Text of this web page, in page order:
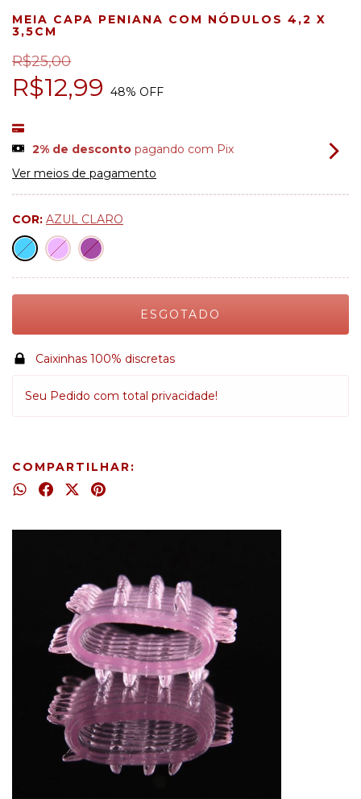
MEIA CAPA PENIANA COM NÓDULOS 4,2 X
3,5CM
R$25,00
R$12,99 48% OFF
2% de desconto pagando com Pix
Ver meios de pagamento
COR: AZUL CLARO
Caixinhas 100% discretas
Seu Pedido com total privacidade!
COMPARTILHAR: